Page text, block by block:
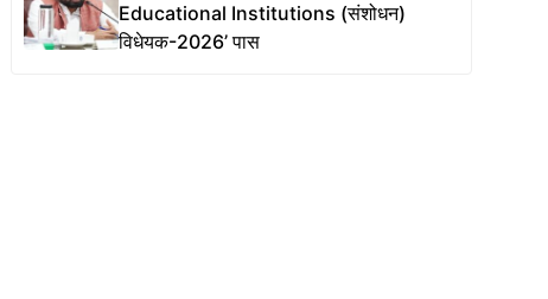
Educational Institutions (संशोधन)
विधेयक-2026’ पास